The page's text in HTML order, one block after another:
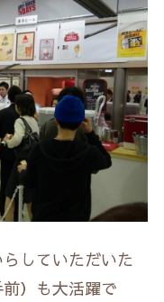
していただいた
）も大活躍で